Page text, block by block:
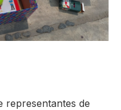
representantes de